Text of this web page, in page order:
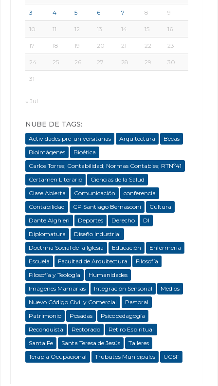
3 4 5 6 7 8 9
10 11 12 13 14 15 16
17 18 19 20 21 22 23
24 25 26 27 28 29 30
31
« Jul
NUBE DE TAGS:
Actividades pre-universitarias Arquitectura
Becas
Bioimágenes
Bioética
Carlos Torres; Contabilidad; Normas Contables; RTNº41
Certamen Literario
Ciencias de la Salud
Clase Abierta
Comunicación
conferencia
Contabilidad
CP Santiago Bernasconi
Cultura
Dante Alghieri
Deportes Derecho
DI
Diplomatura
Diseño Industrial
Doctrina Social de la Iglesia
Educación
Enfermeria
Escuela
Facultad de Arquitectura
Filosofía
Filosofía y Teología
Humanidades
Imágenes Mamarias
Integración Sensorial
Medios
Nuevo Código Civil y Comercial
Pastoral
Patrimonio
Posadas
Psicopedagogía
Reconquista
Rectorado
Retiro Espiritual
Santa Fe
Santa Teresa de Jesús
Talleres
Terapia Ocupacional
Trubutos Municipales UCSF